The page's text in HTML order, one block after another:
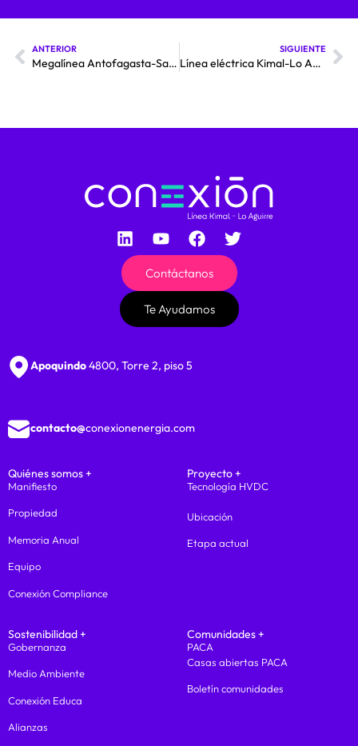
ANTERIOR
Megalínea Antofagasta-Santiago: empresa define primera propuesta de trazado y asegura que costos “son razonables”
SIGUIENTE
Línea eléctrica Kimal-Lo Aguirre iniciaría su construcción en 2025
Contáctanos
Te Ayudamos
Apoquindo4800, Torre 2, piso 5
contacto@conexionenergia.com
Quiénes somos +
Manifiesto
Propiedad
Memoria Anual
Equipo
Conexión Compliance
Proyecto +
Tecnología HVDC
Ubicación
Etapa actual
Sostenibilidad +
Gobernanza
Medio Ambiente
Conexión Educa
Alianzas
Comunidades +
PACA
Casas abiertas PACA
Boletín comunidades